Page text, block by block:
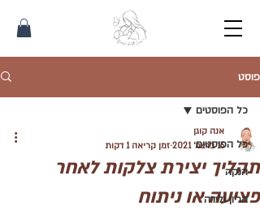
פוסט
כל הפוסטים
הנקה
הריון ולידה
כל הפוסטים
תהליך יצירת צלקות לאחר
פציעה או ניתוח
אנה קוגן
16 בדצמ׳ 2021
זמן קריאה 1 דקות